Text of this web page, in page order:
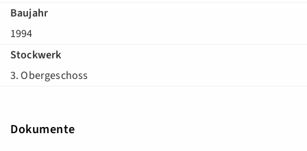
Baujahr
1994
Stockwerk
3. Obergeschoss
Dokumente